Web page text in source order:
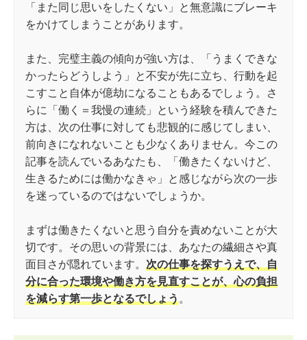
「また同じ思いをしたくない」と無意識にブレーキ
をかけてしまうことがあります。
また、完璧主義の傾向が強い方は、「うまくできな
かったらどうしよう」と不安が先に立ち、行動を起
こすこと自体が億劫になることもあるでしょう。さ
らに「働く＝我慢の連続」という経験を積んできた
方は、次の仕事に対しても悲観的に感じてしまい、
前向きになれないことも少なくありません。今この
記事を読んでいるあなたも、「働きたくないけど、
生きるためには働かなきゃ」と感じながら次の一歩
を迷っているのではないでしょうか。
まずは働きたくないと思う自分を責めないことが大
切です。その思いの背景には、あなたの繊細さや真
面目さが隠れています。 次の仕事を探すうえで、自
分に合った環境や働き方を見直すことが、心の負担
を減らす第一歩となるでしょう。